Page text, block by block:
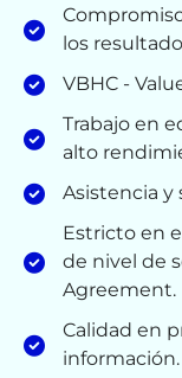
los
VBHC -
Trabajo en
alto
Asistencia y
Estricto en
de nivel de
Agreement.
Calidad en
información.